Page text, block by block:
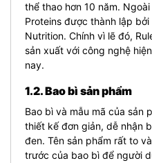
thể thao hơn 10 năm.
Proteins được thành lập
Nutrition. Chính vì lẽ đó,
sản xuất với công nghệ
nay.
1.2. Bao bì sản phẩm
Bao bì và mẫu mã của sản
thiết kế đơn giản, dễ nhận
đen. Tên sản phẩm rất to
trước của bao bì để người